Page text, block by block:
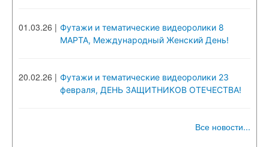
01.03.26 | Футажи и тематические видеоролики 8
МАРТА, Международный Женский День!
20.02.26 | Футажи и тематические видеоролики 23
февраля, ДЕНЬ ЗАЩИТНИКОВ ОТЕЧЕСТВА!
Все новости...